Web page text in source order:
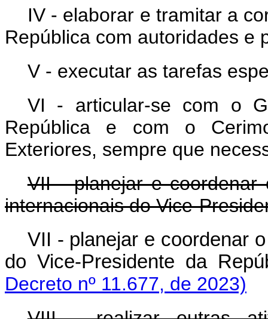
IV - elaborar e tramitar a
República com autoridades e
V - executar as tarefas
VI - articular-se com o
República e com o
Exteriores, sempre que
VII - planejar e coordenar
internacionais do Vice-
VII - planejar e coordenar
do Vice-Presidente da
Decreto nº 11.677, de 2023)